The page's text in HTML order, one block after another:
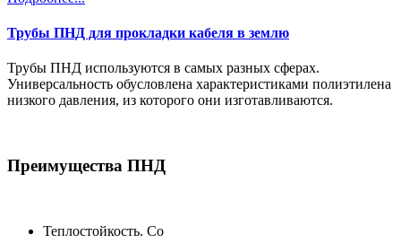
Трубы ПНД для прокладки кабеля в землю
Трубы ПНД используются в самых разных сферах.
Универсальность обусловлена характеристиками полиэтилена
низкого давления, из которого они изготавливаются.
Преимущества ПНД
Теплостойкость. Со